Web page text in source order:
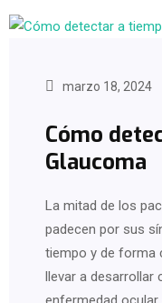
marzo 18, 2024
Cómo
Glaucoma
La mitad de los
padecen por sus
tiempo y de forma
llevar a desarrollar